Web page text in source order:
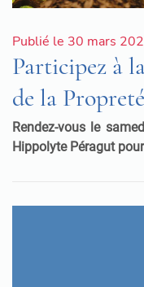
Publié le 30 mars
Participez à
de la
Rendez-vous le
Hippolyte Péragut